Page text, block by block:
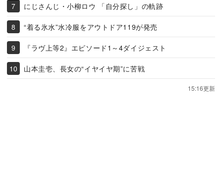
にじさんじ・小柳ロウ 「自分探し」の軌跡
“着る氷水”水冷服をアウトドア119が発売
『ラヴ上等2』エピソード1～4ダイジェスト
山本圭壱、長女の“イヤイヤ期”に苦戦
15:16更新